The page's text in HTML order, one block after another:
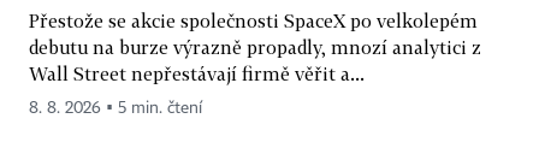
Přestože se akcie společnosti SpaceX po velkolepém
debutu na burze výrazně propadly, mnozí analytici z
Wall Street nepřestávají firmě věřit a...
8. 8. 2026 ▪ 5 min. čtení